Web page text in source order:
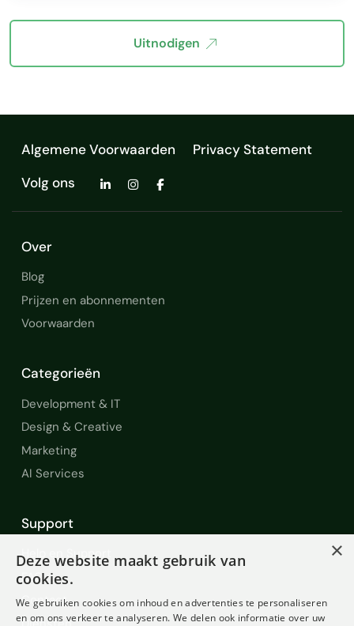
Uitnodigen
Algemene Voorwaarden
Privacy Statement
Volg ons
Over
Blog
Prijzen en abonnementen
Voorwaarden
Categorieën
Development & IT
Design & Creative
Marketing
AI Services
Support
Help en Support
FAQ
Contact
×
Deze website maakt gebruik van
cookies.
We gebruiken cookies om inhoud en advertenties te personaliseren
en om ons verkeer te analyseren. We delen ook informatie over uw